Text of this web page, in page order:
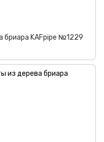
бриара KAFpipe №1229